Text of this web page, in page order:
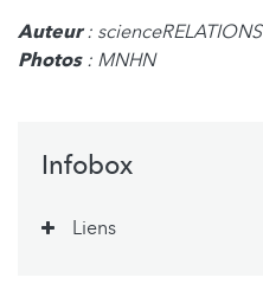
Auteur: scienceRELATIONS
Photos: MNHN
Infobox
Liens